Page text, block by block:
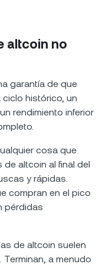
altcoin no
garantía de que
histórico, un
rendimiento inferior
cosa que
de altcoin al final del
y rápidas.
compran en el pico
pérdidas
de altcoin suelen
a menudo